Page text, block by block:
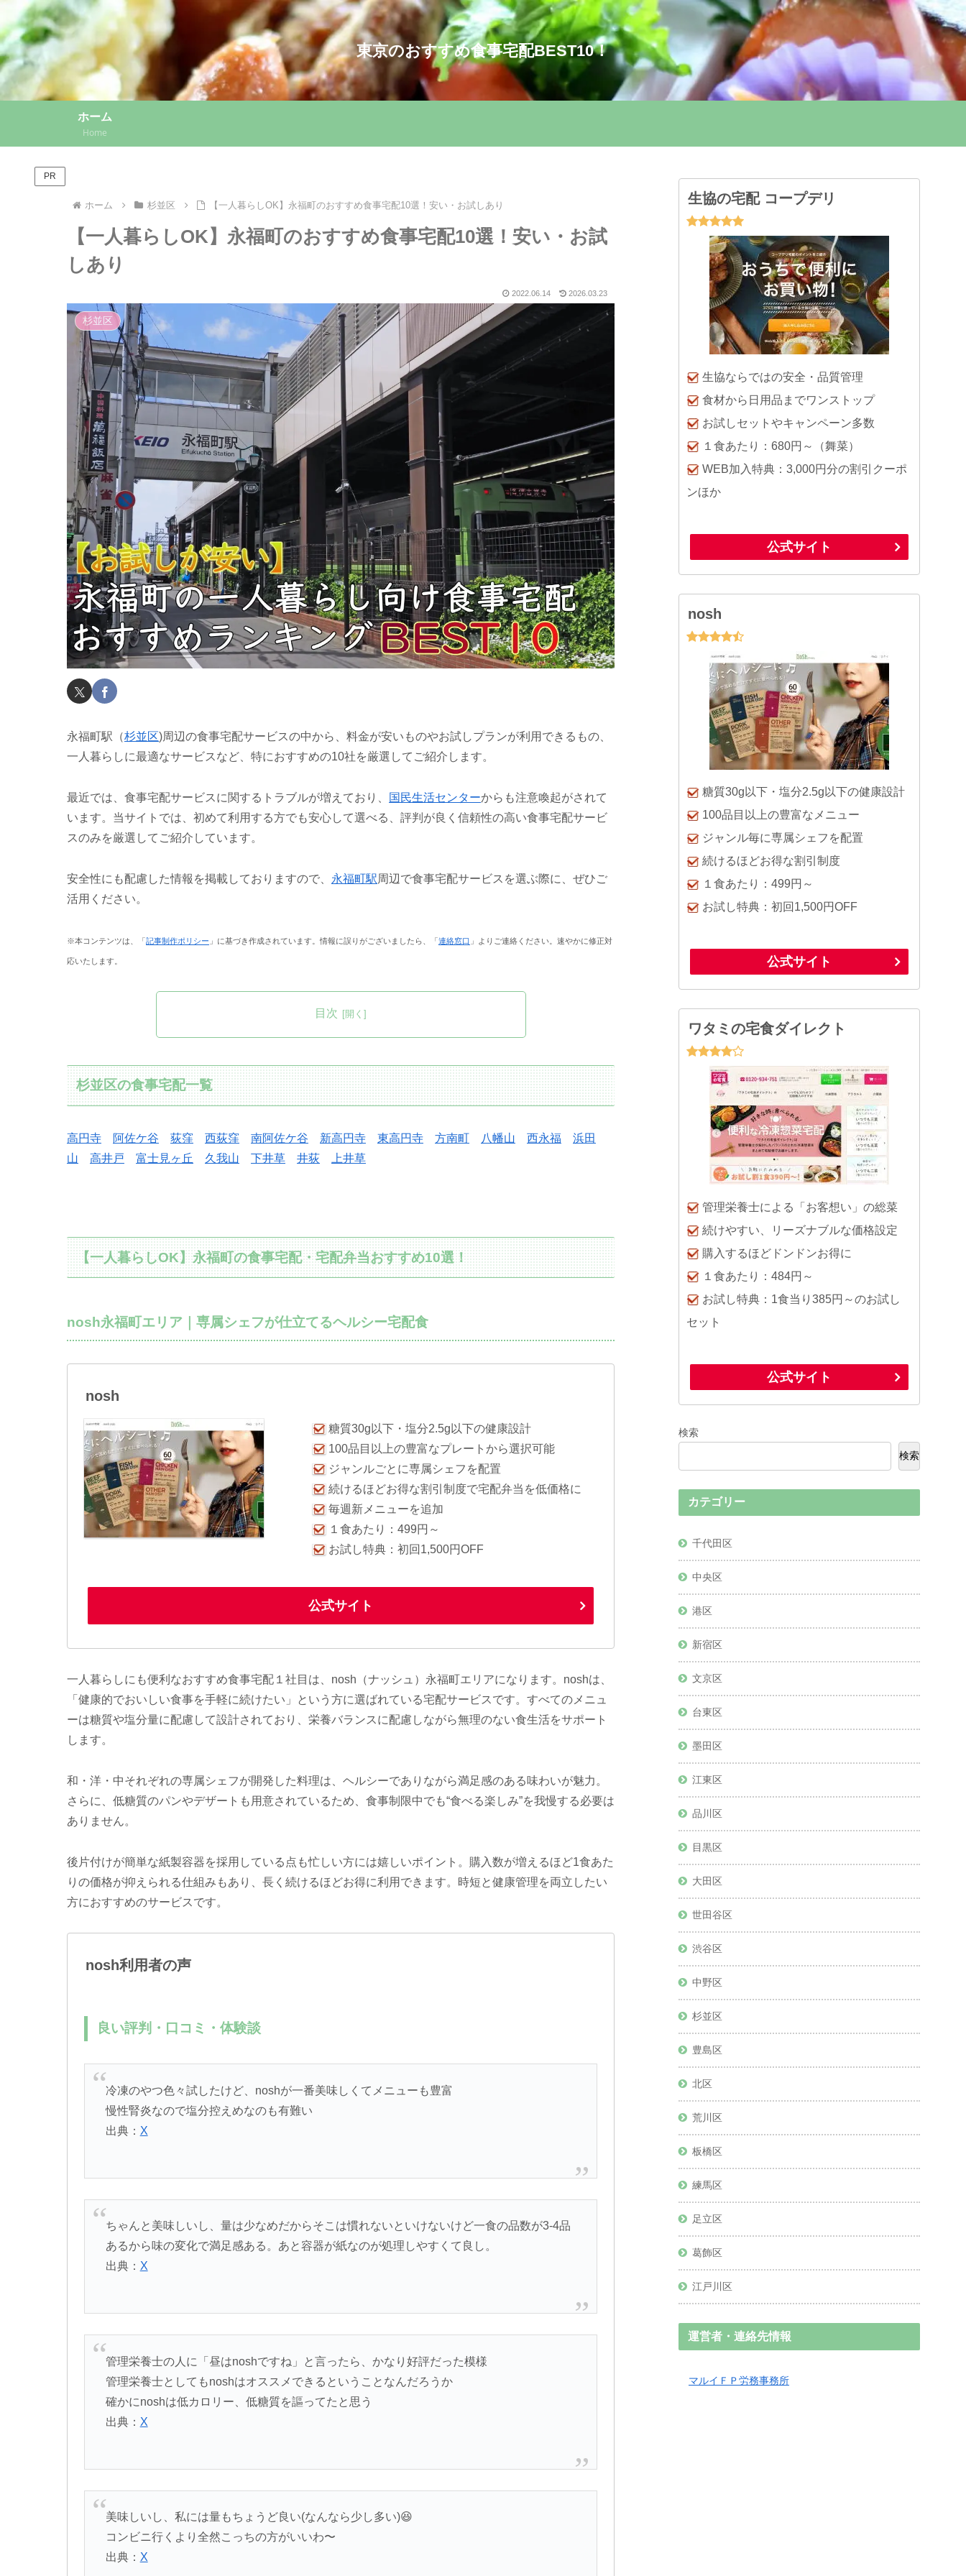
東京のおすすめ食事宅配BEST10！
ホーム
Home
PR
ホーム 杉並区 【一人暮らしOK】永福町のおすすめ食事宅配10選！安い・お試しあり
【一人暮らしOK】永福町のおすすめ食事宅配10選！安い・お試
しあり
2022.06.14 2026.03.23
杉並区
永福町駅（杉並区)周辺の食事宅配サービスの中から、料金が安いものやお試しプランが利用できるもの、
一人暮らしに最適なサービスなど、特におすすめの10社を厳選してご紹介します。
最近では、食事宅配サービスに関するトラブルが増えており、 国民生活センターからも注意喚起がされて
います。当サイトでは、初めて利用する方でも安心して選べる、評判が良く信頼性の高い食事宅配サービ
スのみを厳選してご紹介しています。
安全性にも配慮した情報を掲載しておりますので、 永福町駅周辺で食事宅配サービスを選ぶ際に、ぜひご
活用ください。
※本コンテンツは、「記事制作ポリシー 」に基づき作成されています。情報に誤りがございましたら、「連絡窓口 」よりご連絡ください。速やかに修正対
応いたします。
目次
杉並区の食事宅配一覧
高円寺 阿佐ケ谷 荻窪 西荻窪 南阿佐ケ谷 新高円寺 東高円寺 方南町 八幡山 西永福
浜田
山
高井戸 富士見ヶ丘 久我山 下井草 井荻 上井草
【一人暮らしOK】永福町の食事宅配・宅配弁当おすすめ10選！
nosh永福町エリア｜専属シェフが仕立てるヘルシー宅配食
nosh
糖質30g以下・塩分2.5g以下の健康設計
100品目以上の豊富なプレートから選択可能
ジャンルごとに専属シェフを配置
続けるほどお得な割引制度で宅配弁当を低価格に
毎週新メニューを追加
１食あたり：499円～
お試し特典：初回1,500円OFF
公式サイト
一人暮らしにも便利なおすすめ食事宅配１社目は、nosh（ナッシュ）永福町エリアになります。noshは、
「健康的でおいしい食事を手軽に続けたい」という方に選ばれている宅配サービスです。すべてのメニュ
ーは糖質や塩分量に配慮して設計されており、栄養バランスに配慮しながら無理のない食生活をサポート
します。
和・洋・中それぞれの専属シェフが開発した料理は、ヘルシーでありながら満足感のある味わいが魅力。
さらに、低糖質のパンやデザートも用意されているため、食事制限中でも“食べる楽しみ”を我慢する必要は
ありません。
後片付けが簡単な紙製容器を採用している点も忙しい方には嬉しいポイント。購入数が増えるほど1食あた
りの価格が抑えられる仕組みもあり、長く続けるほどお得に利用できます。時短と健康管理を両立したい
方におすすめのサービスです。
nosh利用者の声
良い評判・口コミ・体験談
冷凍のやつ色々試したけど、noshが一番美味しくてメニューも豊富
慢性腎炎なので塩分控えめなのも有難い
出典： X
ちゃんと美味しいし、量は少なめだからそこは慣れないといけないけど一食の品数が3-4品
あるから味の変化で満足感ある。あと容器が紙なのが処理しやすくて良し。
出典： X
管理栄養士の人に「昼はnoshですね」と言ったら、かなり好評だった模様
管理栄養士としてもnoshはオススメできるということなんだろうか
確かにnoshは低カロリー、低糖質を謳ってたと思う
出典： X
美味しいし、私には量もちょうど良い(なんなら少し多い)😆
コンビニ行くより全然こっちの方がいいわ〜
出典： X
生協の宅配 コープデリ
生協ならではの安全・品質管理
食材から日用品までワンストップ
お試しセットやキャンペーン多数
１食あたり：680円～（舞菜）
WEB加入特典：3,000円分の割引クーポ
ンほか
公式サイト
nosh
糖質30g以下・塩分2.5g以下の健康設計
100品目以上の豊富なメニュー
ジャンル毎に専属シェフを配置
続けるほどお得な割引制度
１食あたり：499円～
お試し特典：初回1,500円OFF
公式サイト
ワタミの宅食ダイレクト
管理栄養士による「お客想い」の総菜
続けやすい、リーズナブルな価格設定
購入するほどドンドンお得に
１食あたり：484円～
お試し特典：1食当り385円～のお試し
セット
公式サイト
検索
検索
カテゴリー
千代田区
中央区
港区
新宿区
文京区
台東区
墨田区
江東区
品川区
目黒区
大田区
世田谷区
渋谷区
中野区
杉並区
豊島区
北区
荒川区
板橋区
練馬区
足立区
葛飾区
江戸川区
運営者・連絡先情報
マルイＦＰ労務事務所